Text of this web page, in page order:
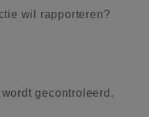
wil rapporteren?
gecontroleerd.